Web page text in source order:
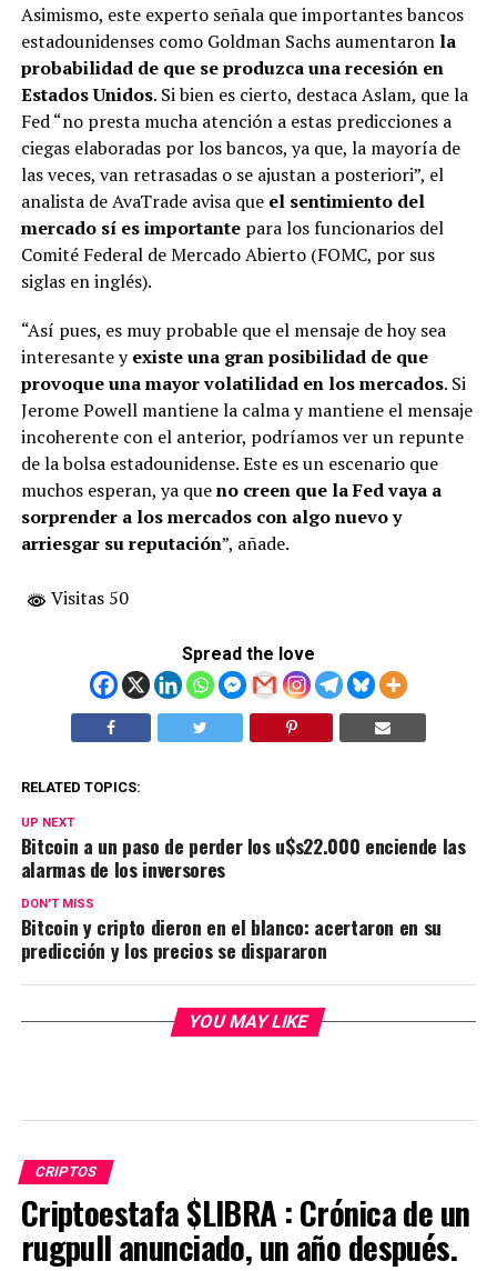
Asimismo, este experto señala que importantes bancos
estadounidenses como Goldman Sachs aumentaronla
probabilidad de que se produzca una recesión en
Estados Unidos. Si bien es cierto, destaca Aslam, que la
Fed “no presta mucha atención a estas predicciones a
ciegas elaboradas por los bancos, ya que, la mayoría de
las veces, van retrasadas o se ajustan a posteriori”, el
analista de AvaTrade avisa que el sentimiento del
mercado sí es importantepara los funcionarios del
Comité Federal de Mercado Abierto (FOMC, por sus
siglas en inglés).
“Así pues, es muy probable que el mensaje de hoy sea
interesante yexiste una gran posibilidad de que
provoque una mayor volatilidad en los mercados. Si
Jerome Powell mantiene la calma y mantiene el mensaje
incoherente con el anterior, podríamos ver un repunte
de la bolsa estadounidense. Este es un escenario que
muchos esperan, ya queno creen que la Fed vaya a
sorprender a los mercados con algo nuevo y
arriesgar su reputación”, añade.
Visitas 50
Spread the love
RELATED TOPICS:
UP NEXT
Bitcoin a un paso de perder los u$s22.000 enciende las
alarmas de los inversores
DON'T MISS
Bitcoin y cripto dieron en el blanco: acertaron en su
predicción y los precios se dispararon
YOU MAY LIKE
CRIPTOS
Criptoestafa $LIBRA : Crónica de un
rugpull anunciado, un año después.